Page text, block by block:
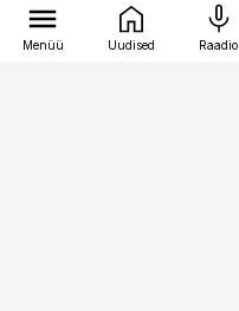
Menüü Uudised Raadio